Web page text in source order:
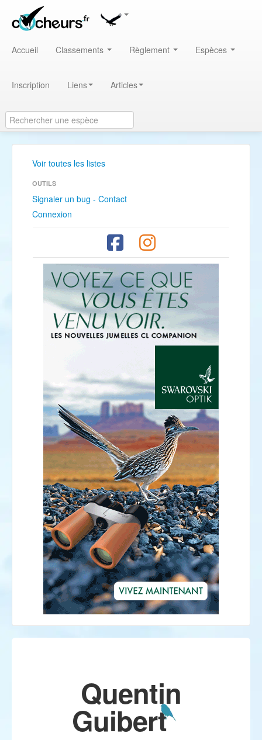
Accueil Classements Règlement Espèces
Inscription Liens Articles
Voir toutes les listes
OUTILS
Signaler un bug - Contact
Connexion
Quentin
Guibert